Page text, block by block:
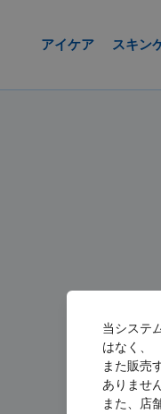
アイケア スキン
当システ
はなく、
また販売
ありませ
また、店